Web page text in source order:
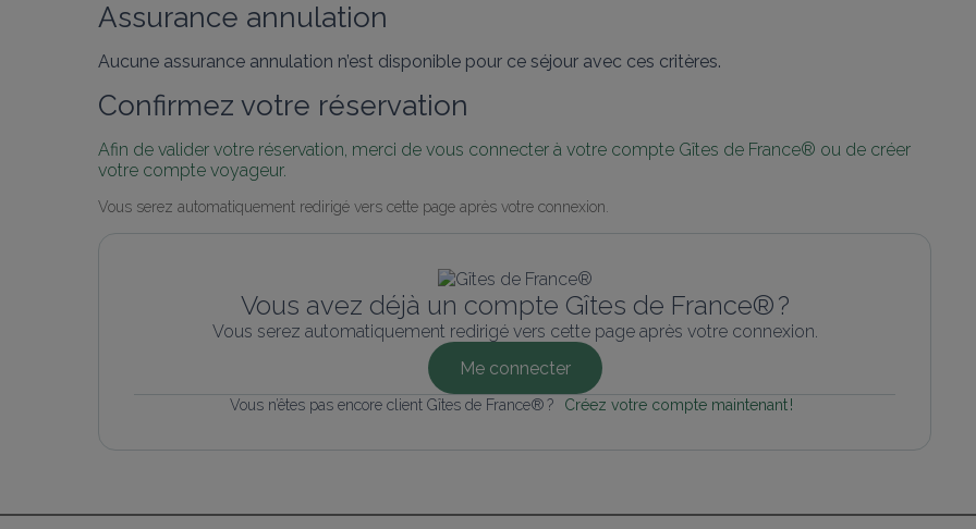
Assurance annulation
Aucune assurance annulation n’est disponible pour ce séjour avec ces critères.
Confirmez votre réservation
Afin de valider votre réservation, merci de vous connecter à votre compte Gîtes de France® ou de créer
votre compte voyageur.
Vous serez automatiquement redirigé vers cette page après votre connexion.
Vous avez déjà un compte Gîtes de France® ?
Vous serez automatiquement redirigé vers cette page après votre connexion.
Me connecter
Vous n’êtes pas encore client Gîtes de France® ? Créez votre compte maintenant !